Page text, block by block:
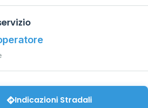
Indicazioni Stradali